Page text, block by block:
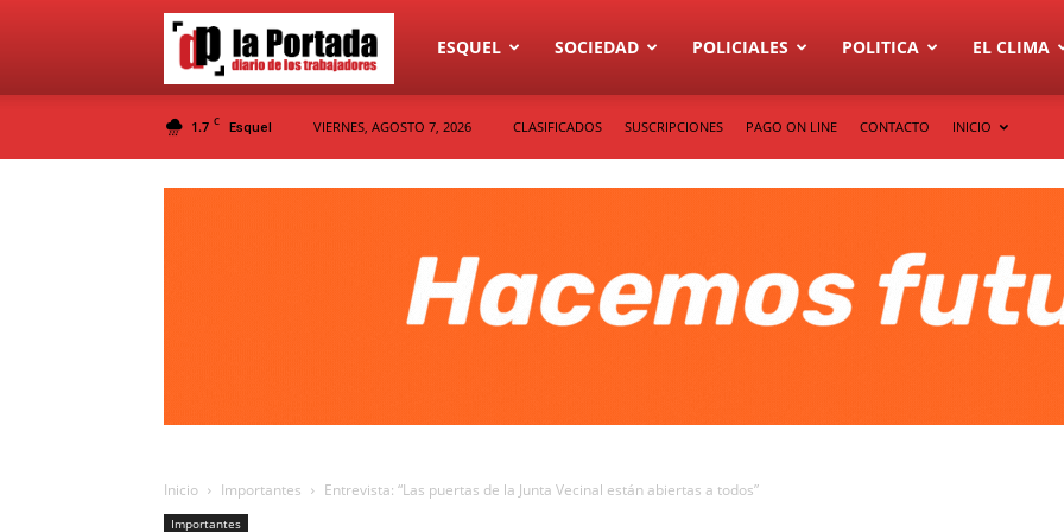
Diario
La
ESQUEL SOCIEDAD POLICIALES POLITICA EL CLIMA
1.7 C Esquel VIERNES, AGOSTO 7, 2026 CLASIFICADOS SUSCRIPCIONES PAGO ON LINE CONTACTO INICIO
Inicio Importantes Entrevista: “Las puertas de la Junta Vecinal están abiertas a todos”
Importantes